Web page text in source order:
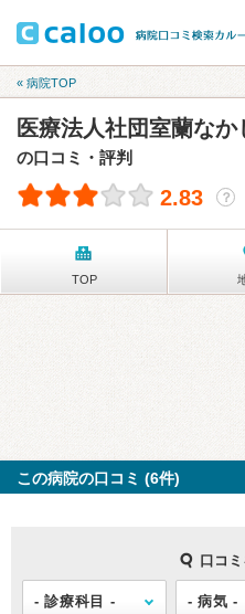
« 病院TOP
医療法人社団室蘭な
の口コミ・評判
2.83 ？
TOP
この病院の口コミ (6件)
口コ